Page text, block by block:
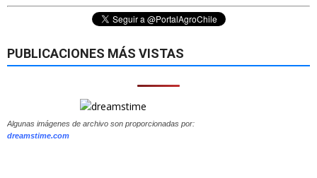
PUBLICACIONES MÁS VISTAS
Algunas imágenes de archivo son proporcionadas por:
dreamstime.com